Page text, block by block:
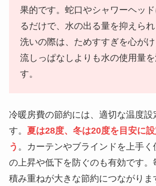
果的です。蛇口やシャワーヘッ
るだけで、水の出る量を抑えら
洗いの際は、ためすすぎを心がけ
流しっぱなしよりも水の使用量を
す。
冷暖房費の節約には、適切な温度設
す。 夏は28度、冬は20度を目安に
う 。カーテンやブラインドを上手く
の上昇や低下を防ぐのも有効です。
積み重ねが大きな節約につながりま